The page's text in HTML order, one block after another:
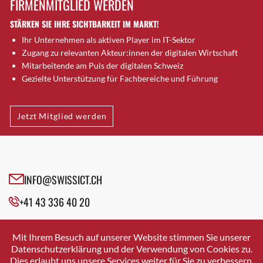
Brütten
Bubendorf
Bubikon
Buchs (SG)
Burgdorf
Bülach
Cazis
Cham
Davos Platz
Davos Platz 1
Dietikon
Dietlikon
FIRMENMITGLIED WERDEN
STÄRKEN SIE IHRE SICHTBARKEIT IM MARKT!
Ihr Unternehmen als aktiven Player im IT-Sektor
Zugang zu relevanten Akteur:innen der digitalen Wirtschaft
Mitarbeitende am Puls der digitalen Schweiz
Gezielte Unterstützung für Fachbereiche und Führung
Jetzt Mitglied werden
INFO@SWISSICT.CH
+41 43 336 40 20
SWISSICT
VULKANSTRASSE 120
8048 ZURICH
Mit Ihrem Besuch auf unserer Website stimmen Sie unserer
Datenschutzerklärung und der Verwendung von Cookies zu.
Dies erlaubt uns unsere Services weiter für Sie zu verbessern.